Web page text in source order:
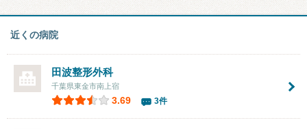
近くの病院
田波整形外科
千葉県東金市南上宿
3.69 3件